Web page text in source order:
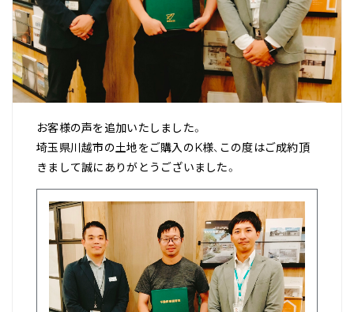
お客様の声を追加いたしました。
埼玉県川越市の土地をご購入のK様、この度はご成約頂
きまして誠にありがとうございました。